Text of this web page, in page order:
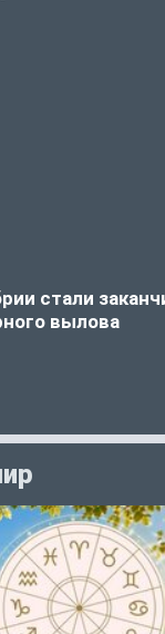
стали
вылова